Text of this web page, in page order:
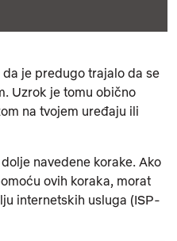
da je predugo trajalo da se
Uzrok je tomu obično
na tvojem uređaju ili
navedene korake. Ako
ovih koraka, morat
internetskih usluga (ISP-